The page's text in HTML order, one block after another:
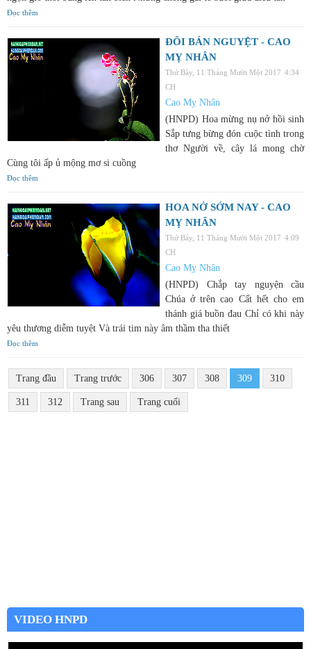
Đọc thêm
ĐÔI BÁN NGUYỆT - CAO
MỴ NHÂN
Thứ Bảy, 11 Tháng Mười Một 2017 4:34
CH
Cao Mỵ Nhân
(HNPD) Hoa mừng nụ nở hồi sinh
Sắp tưng bừng đón cuộc tình trong
thơ Người về, cây lá mong chờ
Cùng tôi ấp ủ mộng mơ si cuồng
Đọc thêm
HOA NỞ SỚM NAY - CAO
MỴ NHÂN
Thứ Bảy, 11 Tháng Mười Một 2017 4:09
CH
Cao Mỵ Nhân
(HNPD) Chắp tay nguyện cầu
Chúa ở trên cao Cất hết cho em
thánh giá buồn đau Chỉ có khi này
yêu thương diễm tuyệt Và trái tim này âm thầm tha thiết
Đọc thêm
Trang đầu Trang trước 306 307 308 309 310
311 312 Trang sau Trang cuối
VIDEO HNPD